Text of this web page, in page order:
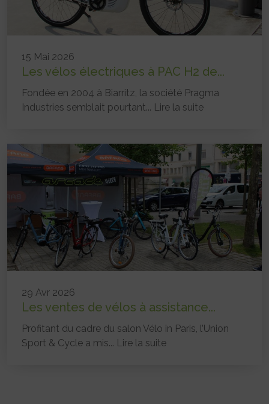
15 Mai 2026
Les vélos électriques à PAC H2 de...
Fondée en 2004 à Biarritz, la société Pragma
Industries semblait pourtant... Lire la suite
29 Avr 2026
Les ventes de vélos à assistance...
Profitant du cadre du salon Vélo in Paris, l’Union
Sport & Cycle a mis... Lire la suite